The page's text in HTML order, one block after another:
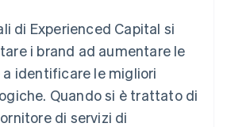
frodi
al dettaglio
di Experienced Capital si
i brand ad aumentare le
identificare le migliori
Quando si è trattato di
di servizi di